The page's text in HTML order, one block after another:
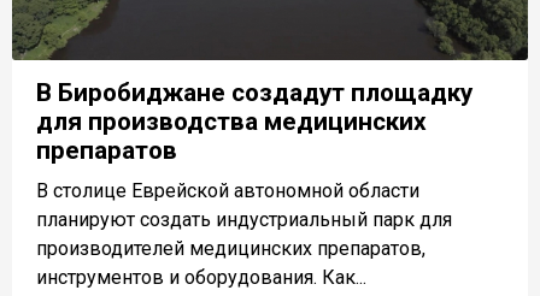
В Биробиджане создадут площадку
для производства медицинских
препаратов
В столице Еврейской автономной области
планируют создать индустриальный парк для
производителей медицинских препаратов,
инструментов и оборудования. Как...